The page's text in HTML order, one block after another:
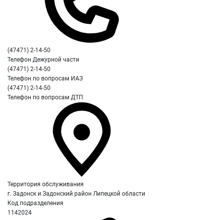
(47471) 2-14-50
Телефон Дежурной части
(47471) 2-14-50
Телефон по вопросам ИАЗ
(47471) 2-14-50
Телефон по вопросам ДТП
Территория обслуживания
г. Задонск и Задонский район Липецкой области
Код подразделения
1142024